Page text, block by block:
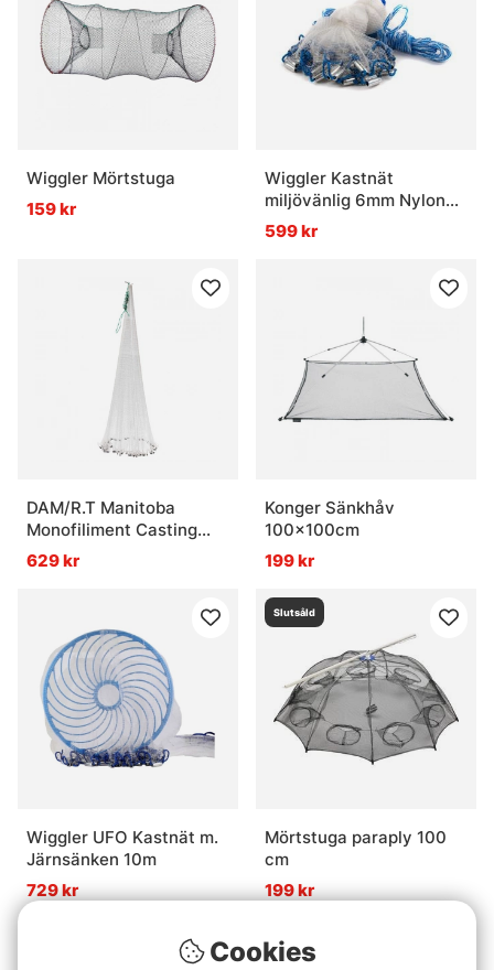
Vanliga frågor om kastnät och mörtstugor
Vad är ett kastnät?
När passar mörtstugor bäst?
Kan kastnät användas till angelfisk?
Wiggler Mörtstuga
159 kr
Wiggler Kastnät
miljövänlig 6mm Nylon
järnsänken
599 kr
DAM/R.T Manitoba
Monofiliment Casting
Net 5'/150cm
629 kr
Konger Sänkhåv
100x100cm
199 kr
Wiggler UFO Kastnät m.
Järnsänken 10m
729 kr
Slutsåld
Mörtstuga paraply 100
cm
199 kr
Slutsåld
Cookies